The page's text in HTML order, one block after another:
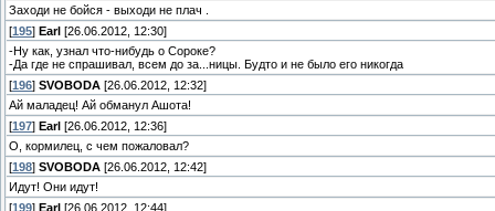
Заходи не бойся - выходи не плач .
[195] Earl [26.06.2012, 12:30]
-Ну как, узнал что-нибудь о Сороке?
-Да где не спрашивал, всем до за...ницы. Будто и не было его никогда
[196] SVOBODA [26.06.2012, 12:32]
Ай маладец! Ай обманул Ашота!
[197] Earl [26.06.2012, 12:36]
О, кормилец, с чем пожаловал?
[198] SVOBODA [26.06.2012, 12:42]
Идут! Они идут!
[199] Earl [26.06.2012, 12:44]